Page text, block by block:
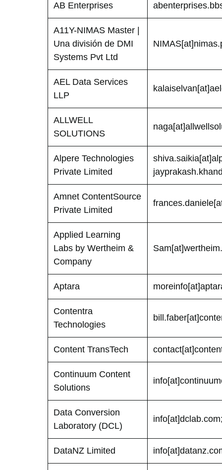
AB Enterprises
A11Y-NIMAS Master |
Una división de DMI
Systems Pvt Ltd
AEL Data Services
LLP
ALLWELL
SOLUTIONS
Alpere Technologies
Private Limited
Amnet ContentSource
Private Limited
Applied Learning
Labs by Wertheim &
Company
Aptara
Contentra
Technologies
Content TransTech
Continuum Content
Solutions
Data Conversion
Laboratory (DCL)
DataNZ Limited